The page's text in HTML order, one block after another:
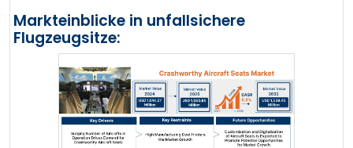
Markteinblicke in unfallsichere
Flugzeugsitze: